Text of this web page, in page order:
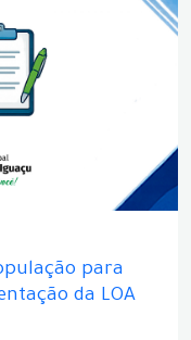
para
da LOA